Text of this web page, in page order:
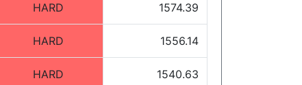
HARD 1574.39
HARD 1556.14
HARD 1540.63